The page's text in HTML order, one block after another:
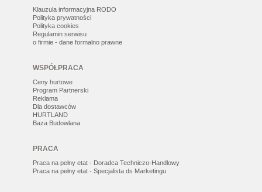
Klauzula informacyjna RODO
Polityka prywatności
Polityka cookies
Regulamin serwisu
o firmie - dane formalno prawne
WSPÓŁPRACA
Ceny hurtowe
Program Partnerski
Reklama
Dla dostawców
HURTLAND
Baza Budowlana
PRACA
Praca na pełny etat - Doradca Techniczo-Handlowy
Praca na pełny etat - Specjalista ds Marketingu